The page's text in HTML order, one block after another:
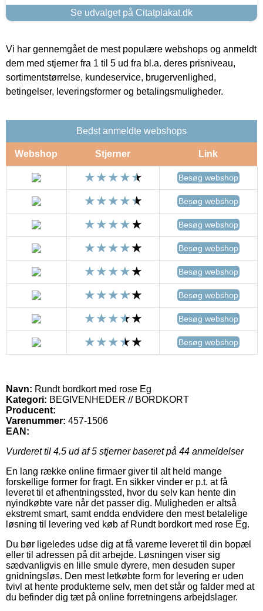
Se udvalget på Citatplakat.dk
Vi har gennemgået de mest populære webshops og anmeldt
dem med stjerner fra 1 til 5 ud fra bl.a. deres prisniveau,
sortimentstørrelse, kundeservice, brugervenlighed,
betingelser, leveringsformer og betalingsmuligheder.
Bedst anmeldte webshops
Webshop Stjerner Link
Besøg webshop
Besøg webshop
Besøg webshop
Besøg webshop
Besøg webshop
Besøg webshop
Besøg webshop
Besøg webshop
Navn: Rundt bordkort med rose Eg
Kategori: BEGIVENHEDER // BORDKORT
Producent:
Varenummer: 457-1506
EAN:
Vurderet til 4.5 ud af 5 stjerner baseret på 44 anmeldelser
En lang række online firmaer giver til alt held mange
forskellige former for fragt. En sikker vinder er p.t. at få
leveret til et afhentningssted, hvor du selv kan hente din
nyindkøbte vare når det passer dig. Muligheden er altså
ekstremt smart, samt endda endvidere den mest betalelige
løsning til levering ved køb af Rundt bordkort med rose Eg.
Du bør ligeledes udse dig at få varerne leveret til din bopæl
eller til adressen på dit arbejde. Løsningen viser sig
sædvanligvis en lille smule dyrere, men desuden super
gnidningsløs. Den mest letkøbte form for levering er uden
tvivl at hente produkterne selv, men det står og falder med at
du befinder dig tæt på online forretningens arbejdslager.